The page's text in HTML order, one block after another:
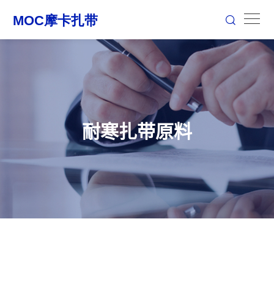
耐寒扎带原料